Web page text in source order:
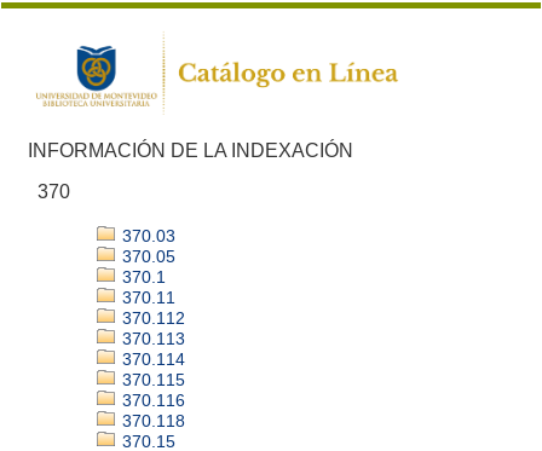
INFORMACIÓN DE LA INDEXACIÓN
370
370.03
370.05
370.1
370.11
370.112
370.113
370.114
370.115
370.116
370.118
370.15